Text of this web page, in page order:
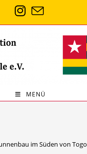
MENÜ
im Süden von Togo